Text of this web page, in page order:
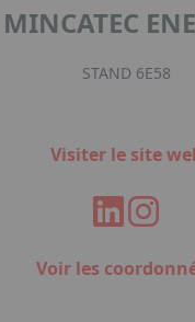
MINCATEC
STAND 6E58
Visiter le site
Voir les